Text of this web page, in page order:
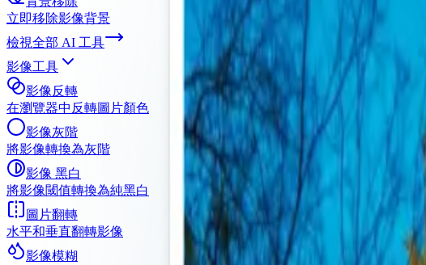
立即移除影像背景
檢視全部 AI 工具
影像工具
影像反轉
在瀏覽器中反轉圖片顏色
影像灰階
將影像轉換為灰階
影像 黑白
將影像閾值轉換為純黑白
圖片翻轉
水平和垂直翻轉影像
影像模糊